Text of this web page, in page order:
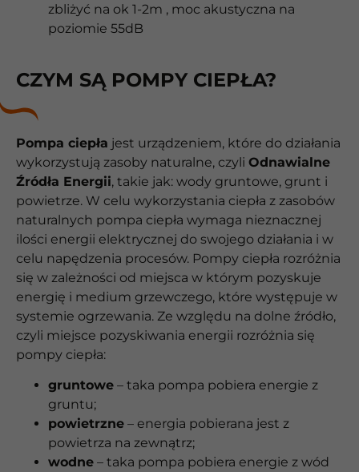
zbliżyć na ok 1-2m , moc akustyczna na
poziomie 55dB
CZYM SĄ POMPY CIEPŁA?
Pompa ciepła jest urządzeniem, które do działania
wykorzystują zasoby naturalne, czyli Odnawialne
Źródła Energii, takie jak: wody gruntowe, grunt i
powietrze. W celu wykorzystania ciepła z zasobów
naturalnych pompa ciepła wymaga nieznacznej
ilości energii elektrycznej do swojego działania i w
celu napędzenia procesów. Pompy ciepła rozróżnia
się w zależności od miejsca w którym pozyskuje
energię i medium grzewczego, które występuje w
systemie ogrzewania. Ze względu na dolne źródło,
czyli miejsce pozyskiwania energii rozróżnia się
pompy ciepła:
gruntowe – taka pompa pobiera energie z
gruntu;
powietrzne – energia pobierana jest z
powietrza na zewnątrz;
wodne – taka pompa pobiera energie z wód